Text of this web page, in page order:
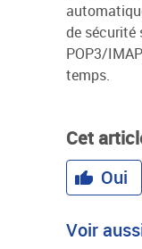
de sécurité
POP3/
temps.
Cet
Oui
Voir